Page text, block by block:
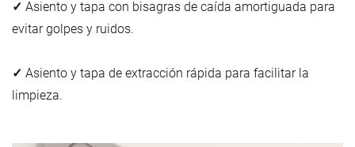
✓ Asiento y tapa con bisagras de caída amortiguada para
evitar golpes y ruidos.
✓ Asiento y tapa de extracción rápida para facilitar la
limpieza.